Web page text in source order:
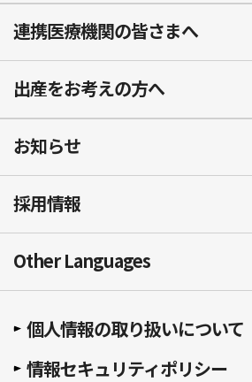
連携医療機関の皆さまへ
出産をお考えの方へ
お知らせ
採用情報
Other Languages
個人情報の取り扱いについて
情報セキュリティポリシー